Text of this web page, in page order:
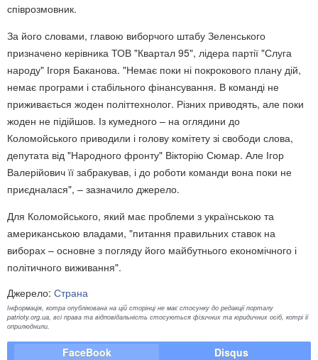
співрозмовник.
За його словами, главою виборчого штабу Зеленського
призначено керівника ТОВ "Квартал 95", лідера партії "Слуга
народу" Ігоря Баканова. "Немає поки ні покрокового плану дій,
немає програми і стабільного фінансування. В команді не
приживається жоден політтехнолог. Різних приводять, але поки
жоден не підійшов. Із кумедного – на оглядини до
Коломойського приводили і голову комітету зі свободи слова,
депутата від "Народного фронту" Вікторію Сюмар. Але Ігор
Валерійович її забракував, і до роботи команди вона поки не
приєдналася", – зазначило джерело.
Для Коломойського, який має проблеми з українською та
американською владами, "питання правильних ставок на
виборах – основне з погляду його майбутнього економічного і
політичного виживання".
Джерело: Страна
Інформація, котра опублікована на цій сторінці не має стосунку до редакції порталу
patrioty.org.ua, всі права та відповідальність стосуються фізичних та юридичних осіб, котрі її
оприлюднили.
FaceBook Disqus